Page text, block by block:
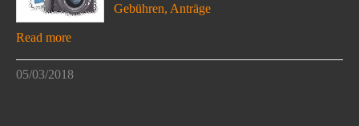
Gebühren, Anträge
Read more
05/03/2018